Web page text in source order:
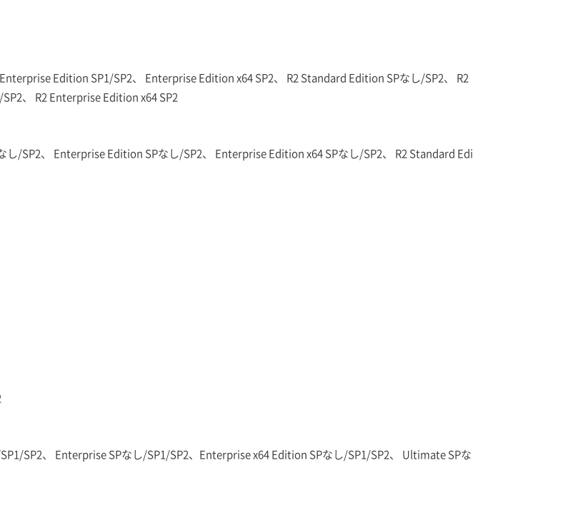
Edition SP1/SP2、 Enterprise Edition x64 SP2、 R2 Standard Edition SPなし/SP2、 R2
、 R2 Enterprise Edition x64 SP2
/SP2、 Enterprise Edition SPなし/SP2、 Enterprise Edition x64 SPなし/SP2、 R2 Standard Edi
SP2、 Enterprise SPなし/SP1/SP2、Enterprise x64 Edition SPなし/SP1/SP2、 Ultimate SPな